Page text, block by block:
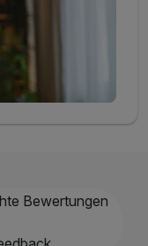
Bewertungen